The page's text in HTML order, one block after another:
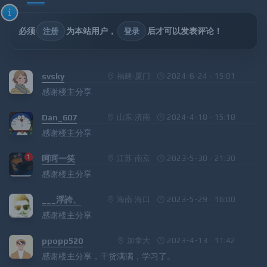
必须 注册 为本站用户， 登录 后才可以发表评论！
svsky 福建·厦门 2024-6-24 · 15:01
感谢楼主分享
Dan_607 山东·济南 2024-4-18 · 15:18
感谢楼主分享
呵呵一笑 江苏·南京 2023-5-30 · 21:30
感谢楼主分享
___浮誇、 海南·海口 2023-5-29 · 16:00
感谢楼主分享
ppopp520 加拿大 2023-4-13 · 11:42
感谢楼主分享，干货满满，学习了。